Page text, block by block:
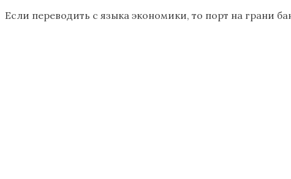
Если переводить с языка экономики, то порт на грани